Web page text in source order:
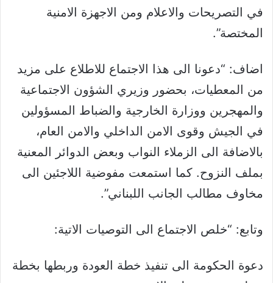
في التصريحات والاعلام ومن الاجهزة الامنية
المختصة”.
اضاف: “دعونا الى هذا الاجتماع للاطلاع على مزيد
من المعطيات، بحضور وزيري الشؤون الاجتماعية
والمهجرين ووزارة الخارجية والضباط المسؤولين
في الجيش وقوى الامن الداخلي والامن العام،
بالاضافة الى الزملاء النواب وبعض الدوائر المعنية
بملف النزوح. كما استمعت مفوضية اللاجئين الى
مخاوف مطالب الجانب اللبناني”.
وتابع: “خلص الاجتماع الى التوصيات الاتية:
دعوة الحكومة الى تنفيذ خطة العودة وربطها بخطة